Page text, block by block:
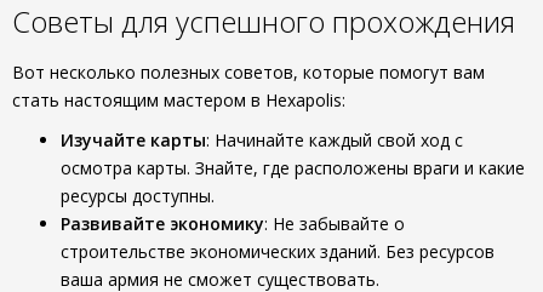
Советы для успешного прохождения
Вот несколько полезных советов, которые помогут вам
стать настоящим мастером в Hexapolis:
Изучайте карты: Начинайте каждый свой ход с
осмотра карты. Знайте, где расположены враги и какие
ресурсы доступны.
Развивайте экономику: Не забывайте о
строительстве экономических зданий. Без ресурсов
ваша армия не сможет существовать.